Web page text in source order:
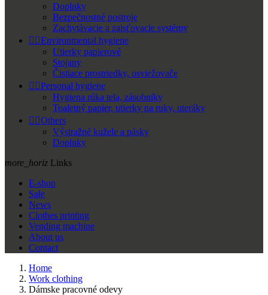
Doplnky
Bezpečnostné postroje
Zachytávacie a zaisťovacie systémy
 Environmental hygiene
Utierky papierové
Stojany
Čistiace prostriedky, osviežovače
 Personal hygiene
Hygiena rúka tela, zásobníky
Toaletný papier, utierky na ruky, uteráky
 Others
Výstražné kužele a pásky
Doplnky
more_horiz Links
E-shop
Sale
News
Clothes printing
Vending machine
About us
Contact
Home
Work clothing
Dámske pracovné odevy